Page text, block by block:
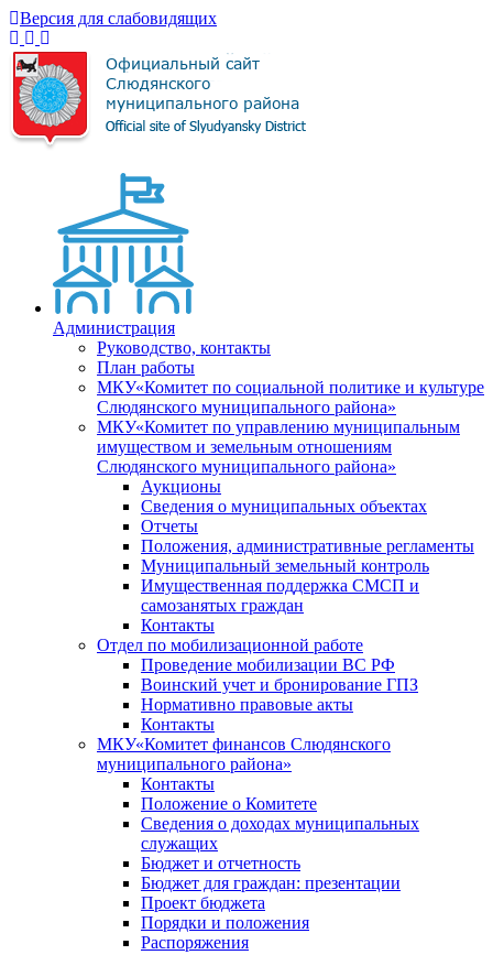
Версия для слабовидящих
Администрация
Руководство, контакты
План работы
МКУ«Комитет по социальной политике и культуре
Слюдянского муниципального района»
МКУ«Комитет по управлению муниципальным
имуществом и земельным отношениям
Слюдянского муниципального района»
Аукционы
Сведения о муниципальных объектах
Отчеты
Положения, административные регламенты
Муниципальный земельный контроль
Имущественная поддержка СМСП и
самозанятых граждан
Контакты
Отдел по мобилизационной работе
Проведение мобилизации ВС РФ
Воинский учет и бронирование ГПЗ
Нормативно правовые акты
Контакты
МКУ«Комитет финансов Слюдянского
муниципального района»
Контакты
Положение о Комитете
Сведения о доходах муниципальных
служащих
Бюджет и отчетность
Бюджет для граждан: презентации
Проект бюджета
Порядки и положения
Распоряжения